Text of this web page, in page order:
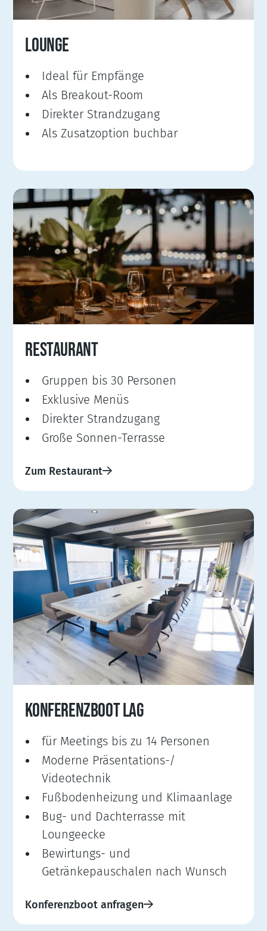
LOUNGE
Ideal für Empfänge
Als Breakout-Room
Direkter Strandzugang
Als Zusatzoption buchbar
RESTAURANT
Gruppen bis 30 Personen
Exklusive Menüs
Direkter Strandzugang
Große Sonnen-Terrasse
Zum Restaurant
KONFERENZBOOT LAG
für Meetings bis zu 14 Personen
Moderne Präsentations-/
Videotechnik
Fußbodenheizung und Klimaanlage
Bug- und Dachterrasse mit
Loungeecke
Bewirtungs- und
Getränkepauschalen nach Wunsch
Konferenzboot anfragen